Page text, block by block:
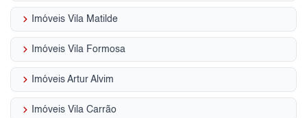
keyboard_arrow_right Imóveis Vila Matilde
keyboard_arrow_right Imóveis Vila Formosa
keyboard_arrow_right Imóveis Artur Alvim
keyboard_arrow_right Imóveis Vila Carrão